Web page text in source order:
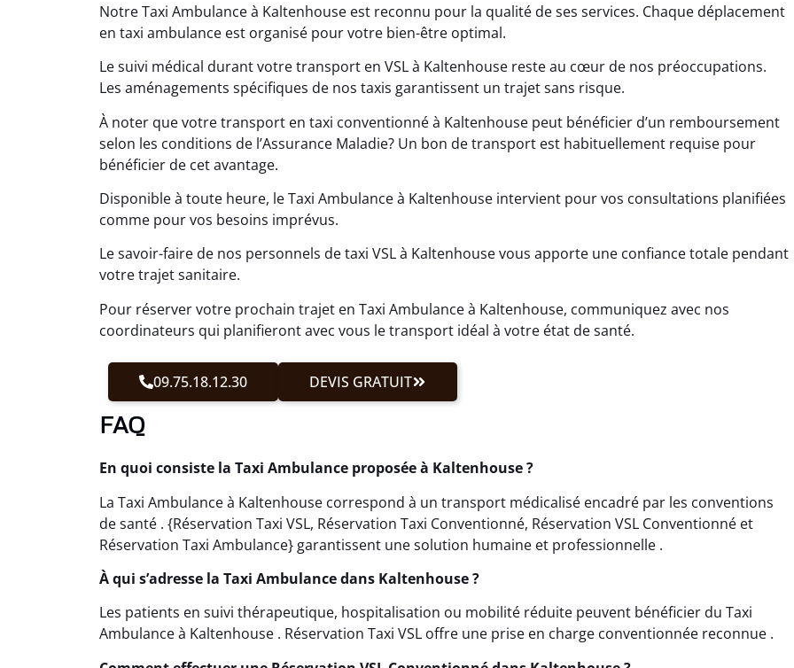
Notre Taxi Ambulance à Kaltenhouse est reconnu pour la qualité de ses services. Chaque déplacement
en taxi ambulance est organisé pour votre bien-être optimal.
Le suivi médical durant votre transport en VSL à Kaltenhouse reste au cœur de nos préoccupations.
Les aménagements spécifiques de nos taxis garantissent un trajet sans risque.
À noter que votre transport en taxi conventionné à Kaltenhouse peut bénéficier d’un remboursement
selon les conditions de l’Assurance Maladie? Un bon de transport est habituellement requise pour
bénéficier de cet avantage.
Disponible à toute heure, le Taxi Ambulance à Kaltenhouse intervient pour vos consultations planifiées
comme pour vos besoins imprévus.
Le savoir-faire de nos personnels de taxi VSL à Kaltenhouse vous apporte une confiance totale pendant
votre trajet sanitaire.
Pour réserver votre prochain trajet en Taxi Ambulance à Kaltenhouse, communiquez avec nos
coordinateurs qui planifieront avec vous le transport idéal à votre état de santé.
09.75.18.12.30 DEVIS GRATUIT
FAQ
En quoi consiste la Taxi Ambulance proposée à Kaltenhouse ?
La Taxi Ambulance à Kaltenhouse correspond à un transport médicalisé encadré par les conventions
de santé . {Réservation Taxi VSL, Réservation Taxi Conventionné, Réservation VSL Conventionné et
Réservation Taxi Ambulance} garantissent une solution humaine et professionnelle .
À qui s’adresse la Taxi Ambulance dans Kaltenhouse ?
Les patients en suivi thérapeutique, hospitalisation ou mobilité réduite peuvent bénéficier du Taxi
Ambulance à Kaltenhouse . Réservation Taxi VSL offre une prise en charge conventionnée reconnue .